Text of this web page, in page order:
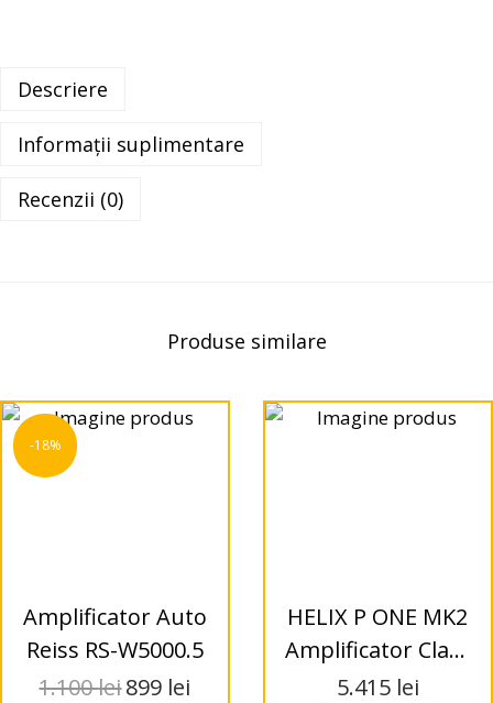
Descriere
Informații suplimentare
Recenzii (0)
Produse similare
-18%
Amplificator Auto
Reiss RS-W5000.5
1.100lei899 lei
HELIX P ONE MK2
Amplificator Class
D
5.415 lei